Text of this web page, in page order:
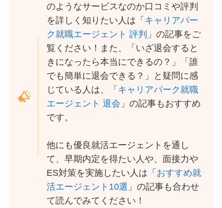
のようなサービスなのか口コミや評判
を詳しく知りたい人は「 キャリアパー
ク就職エージェント 評判 」の記事をご
覧ください！また、「いざ退会すると
きになったら本当にできるの？」「誰
でも簡単に退会できる？」と疑問に感
じている人は、「 キャリアパーク就職
エージェント 退会 」の記事もおすすめ
です。
他にも優良就活エージェントを通し
て、早期内定を得たい人や、面接力や
ES対策を実施したい人は「 おすすめ就
活エージェント10選 」の記事も合わせ
て読んでみてください！